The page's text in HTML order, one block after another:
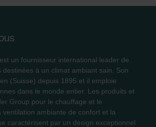
de n’importe quel navigateur Web
du navigateur Web utilisé, il se peut
de notre site Web ne soient plus
leur intégralité.
nous vous invitons à prendre
notre politique relative aux cookies.
un fournisseur international leader de
destinées à un climat ambiant sain. Son
(Suisse) depuis 1895 et il emploie
dans le monde entier. Les produits et
Group pour le chauffage et le
ventilation ambiante de confort et la
caractérisent par un design exceptionnel